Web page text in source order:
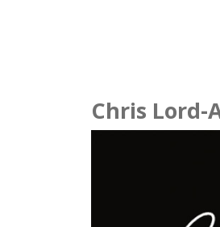
Chris Lord-